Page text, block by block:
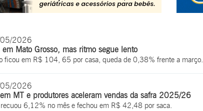
2026
Mato Grosso, mas ritmo segue lento
ficou em R$ 104, 65 por casa, queda de 0,38% frente a março.
2026
MT e produtores aceleram vendas da safra 2025/26
6,12% no mês e fechou em R$ 42,48 por saca.